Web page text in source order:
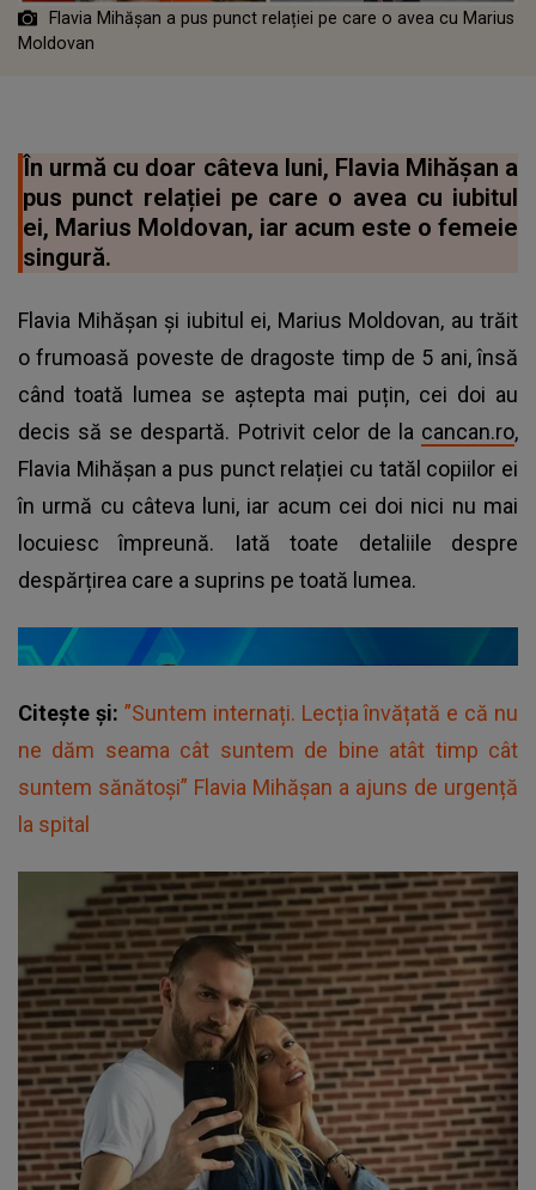
Flavia Mihășan a pus punct relației pe care o avea cu Marius
Moldovan
În urmă cu doar câteva luni, Flavia Mihășan a
pus punct relației pe care o avea cu iubitul
ei, Marius Moldovan, iar acum este o femeie
singură.
Flavia Mihășan și iubitul ei, Marius Moldovan, au trăit
o frumoasă poveste de dragoste timp de 5 ani, însă
când toată lumea se aștepta mai puțin, cei doi au
decis să se despartă. Potrivit celor de la cancan.ro,
Flavia Mihășan a pus punct relației cu tatăl copiilor ei
în urmă cu câteva luni, iar acum cei doi nici nu mai
locuiesc împreună. Iată toate detaliile despre
despărțirea care a suprins pe toată lumea.
Citește și: ”Suntem internați. Lecția învățată e că nu
ne dăm seama cât suntem de bine atât timp cât
suntem sănătoși” Flavia Mihășan a ajuns de urgență
la spital